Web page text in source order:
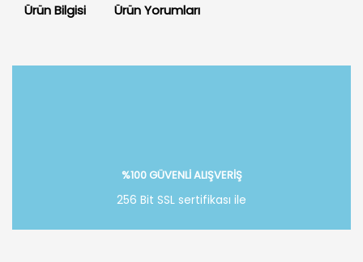
Ürün Bilgisi Ürün Yorumları
%100 GÜVENLİ ALIŞVERİŞ
256 Bit SSL sertifikası ile